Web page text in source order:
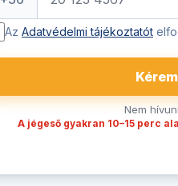
Az Adatvédelmi tájékoztatót
Nem
A jégeső gyakran 10–15 perc